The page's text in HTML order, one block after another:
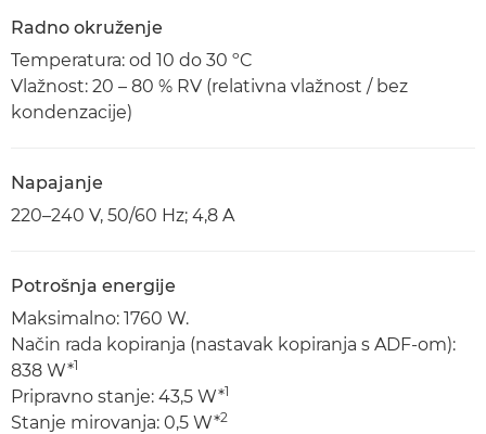
Radno okruženje
Temperatura: od 10 do 30 ºC
Vlažnost: 20 – 80 % RV (relativna vlažnost / bez
kondenzacije)
Napajanje
220–240 V, 50/60 Hz; 4,8 A
Potrošnja energije
Maksimalno: 1760 W.
Način rada kopiranja (nastavak kopiranja s ADF-om):
838 W*1
Pripravno stanje: 43,5 W*1
Stanje mirovanja: 0,5 W*2